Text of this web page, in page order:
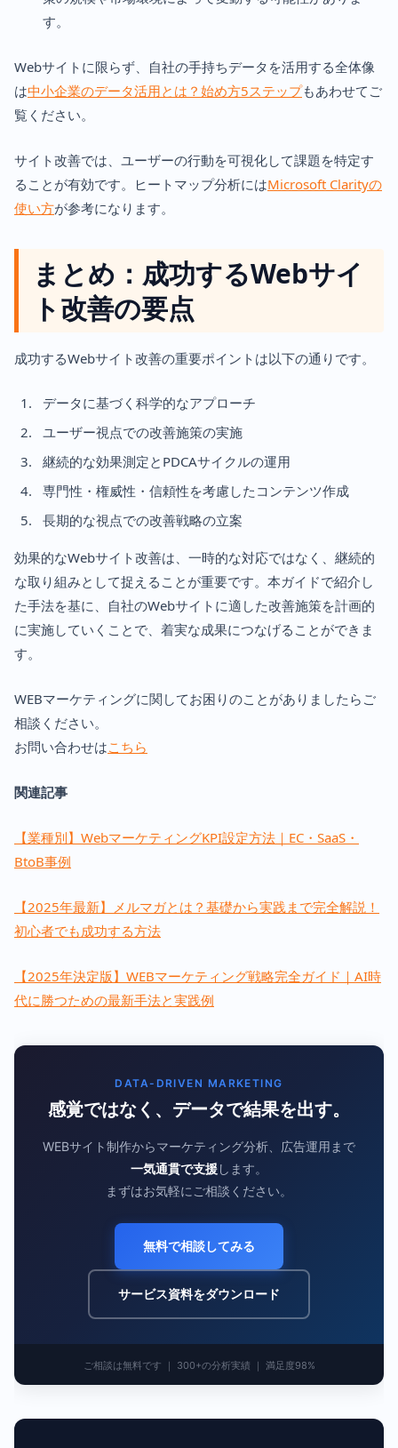
す。
Webサイトに限らず、自社の手持ちデータを活用する全体像
は中小企業のデータ活用とは？始め方5ステップもあわせてご
覧ください。
サイト改善では、ユーザーの行動を可視化して課題を特定す
ることが有効です。ヒートマップ分析にはMicrosoft Clarityの
使い方が参考になります。
まとめ：成功するWebサイ
ト改善の要点
成功するWebサイト改善の重要ポイントは以下の通りです。
データに基づく科学的なアプローチ
ユーザー視点での改善施策の実施
継続的な効果測定とPDCAサイクルの運用
専門性・権威性・信頼性を考慮したコンテンツ作成
長期的な視点での改善戦略の立案
効果的なWebサイト改善は、一時的な対応ではなく、継続的
な取り組みとして捉えることが重要です。本ガイドで紹介し
た手法を基に、自社のWebサイトに適した改善施策を計画的
に実施していくことで、着実な成果につなげることができま
す。
WEBマーケティングに関してお困りのことがありましたらご
相談ください。
お問い合わせはこちら
関連記事
【業種別】WebマーケティングKPI設定方法｜EC・SaaS・
BtoB事例
【2025年最新】メルマガとは？基礎から実践まで完全解説！
初心者でも成功する方法
【2025年決定版】WEBマーケティング戦略完全ガイド｜AI時
代に勝つための最新手法と実践例
DATA-DRIVEN MARKETING
感覚ではなく、データで結果を出す。
WEBサイト制作からマーケティング分析、広告運用まで
一気通貫で支援します。
まずはお気軽にご相談ください。
無料で相談してみる
サービス資料をダウンロード
ご相談は無料です ｜ 300+の分析実績 ｜ 満足度98%